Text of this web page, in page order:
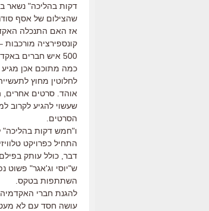
דקות בהליכה" נשאר
שהצילום של אסף
אז האם התנכלה
קונספירציה
500 איש חברים
כמה מתוכם אכן
לחלוטין מחוץ
אוהד. סרטים
שעשוי להגיע לקרוב
הסרטים.
ו"חמש דקות בהליכה"
התחיל כפרויקט
דבר, כולל עותק
ש"יוסי וג'אגר" פשוט
השתתפות בטקס.
להגנת חברי